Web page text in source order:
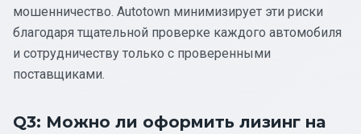
мошенничество. Autotown минимизирует эти риски
благодаря тщательной проверке каждого автомобиля
и сотрудничеству только с проверенными
поставщиками.
Q3: Можно ли оформить лизинг на